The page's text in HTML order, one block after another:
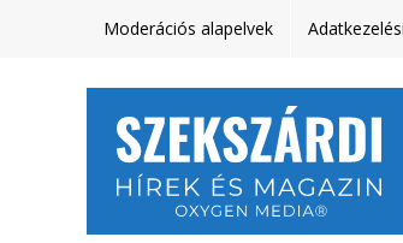
Moderációs alapelvek